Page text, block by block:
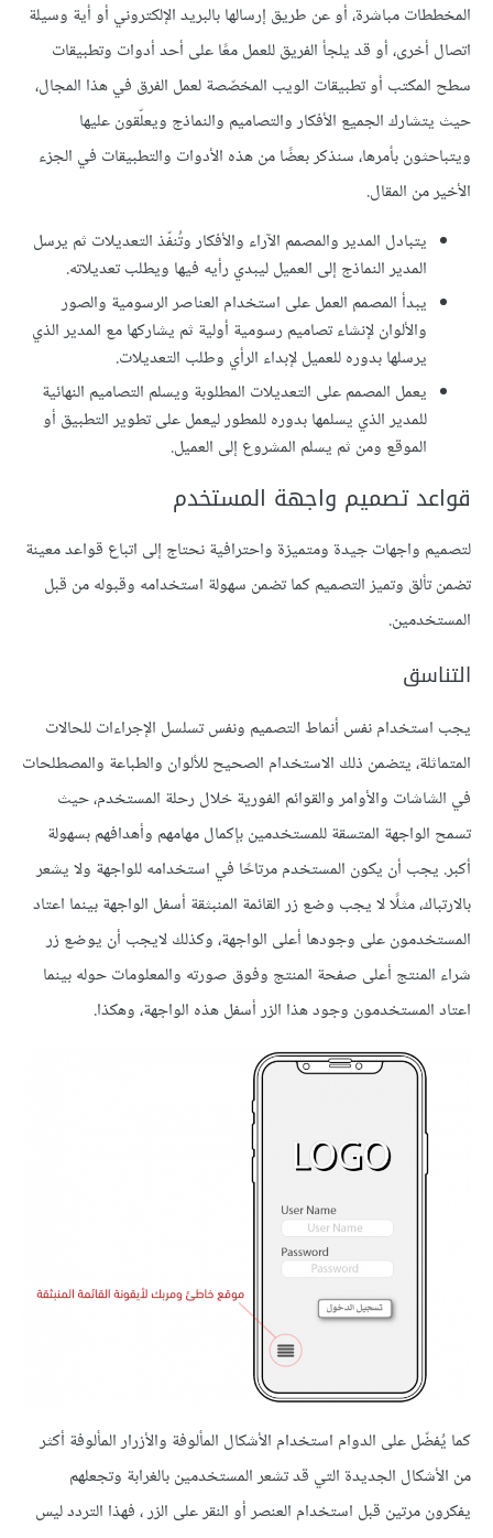
المخططات مباشرة، أو عن طريق إرسالها بالبريد الإلكتروني أو أية وسيلة
اتصال أخرى، أو قد يلجأ الفريق للعمل معًا على أحد أدوات وتطبيقات
سطح المكتب أو تطبيقات الويب المخصّصة لعمل الفرق في هذا المجال،
حيث يتشارك الجميع الأفكار والتصاميم والنماذج ويعلّقون عليها
ويتباحثون بأمرها، سنذكر بعضًا من هذه الأدوات والتطبيقات في الجزء
الأخير من المقال.
يتبادل المدير والمصمم الآراء والأفكار وتُنفّذ التعديلات ثم يرسل
المدير النماذج إلى العميل ليبدي رأيه فيها ويطلب تعديلاته.
يبدأ المصمم العمل على استخدام العناصر الرسومية والصور
والألوان لإنشاء تصاميم رسومية أولية ثم يشاركها مع المدير الذي
يرسلها بدوره للعميل لإبداء الرأي وطلب التعديلات.
يعمل المصمم على التعديلات المطلوبة ويسلم التصاميم النهائية
للمدير الذي يسلمها بدوره للمطور ليعمل على تطوير التطبيق أو
الموقع ومن ثم يسلم المشروع إلى العميل.
قواعد تصميم واجهة المستخدم
لتصميم واجهات جيدة ومتميزة واحترافية نحتاج إلى اتباع قواعد معينة
تضمن تألق وتميز التصميم كما تضمن سهولة استخدامه وقبوله من قبل
المستخدمين.
التناسق
يجب استخدام نفس أنماط التصميم ونفس تسلسل الإجراءات للحالات
المتماثلة، يتضمن ذلك الاستخدام الصحيح للألوان والطباعة والمصطلحات
في الشاشات والأوامر والقوائم الفورية خلال رحلة المستخدم، حيث
تسمح الواجهة المتسقة للمستخدمين بإكمال مهامهم وأهدافهم بسهولة
أكبر. يجب أن يكون المستخدم مرتاحًا في استخدامه للواجهة ولا يشعر
بالارتباك، مثلًا لا يجب وضع زر القائمة المنبثقة أسفل الواجهة بينما اعتاد
المستخدمون على وجودها أعلى الواجهة، وكذلك لايجب أن يوضع زر
شراء المنتج أعلى صفحة المنتج وفوق صورته والمعلومات حوله بينما
اعتاد المستخدمون وجود هذا الزر أسفل هذه الواجهة، وهكذا.
كما يُفضّل على الدوام استخدام الأشكال المألوفة والأزرار المألوفة أكثر
من الأشكال الجديدة التي قد تشعر المستخدمين بالغرابة وتجعلهم
يفكرون مرتين قبل استخدام العنصر أو النقر على الزر ، فهذا التردد ليس